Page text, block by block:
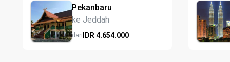
Pekanbaru
ke Jeddah
dariIDR 4.654.000